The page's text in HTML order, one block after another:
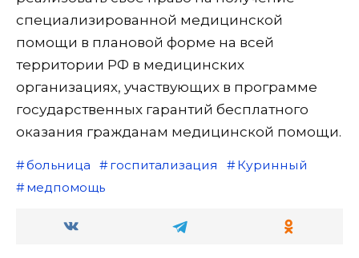
специализированной медицинской
помощи в плановой форме на всей
территории РФ в медицинских
организациях, участвующих в программе
государственных гарантий бесплатного
оказания гражданам медицинской помощи.
больница госпитализация
Куринный
медпомощь